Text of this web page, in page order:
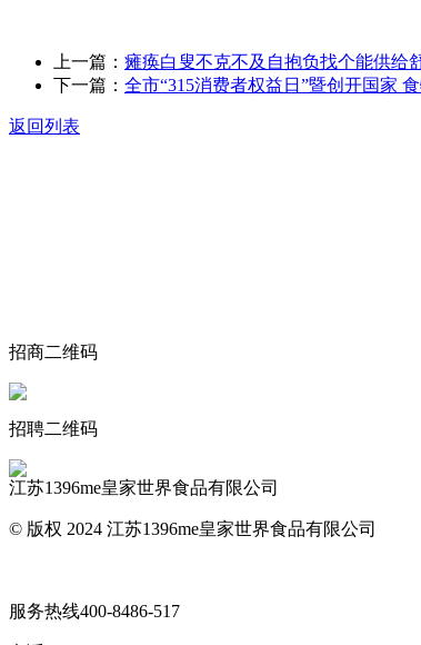
上一篇： 瘫痪白叟不克不及自抱负找个能供给
下一篇： 全市“315消费者权益日”暨创开国家
返回列表
招商二维码
招聘二维码
江苏1396me皇家世界食品有限公司
© 版权 2024 江苏1396me皇家世界食品有限公司
服务热线400-8486-517